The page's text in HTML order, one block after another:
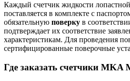
Каждый счетчик жидкости
поставляется в комплекте с
обязательную поверку в
подтверждает их соответствие
характеристикам. Для проведения
сертифицированные поверочные
Где заказать счетчики MKA